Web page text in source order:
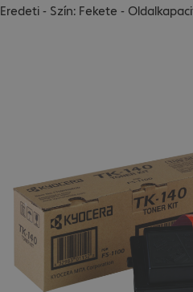
Eredeti - Szín: Fekete -